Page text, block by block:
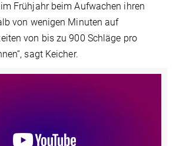
Frühjahr beim Aufwachen ihren
von wenigen Minuten auf
von bis zu 900 Schläge pro
sagt Keicher.